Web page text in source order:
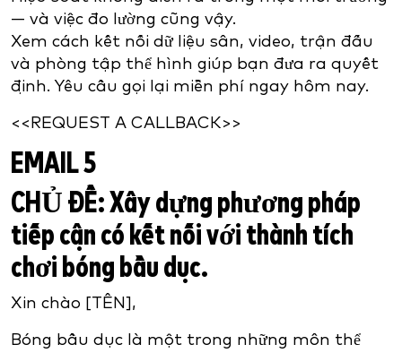
— và việc đo lường cũng vậy.
Xem cách kết nối dữ liệu sân, video, trận đấu
và phòng tập thể hình giúp bạn đưa ra quyết
định. Yêu cầu gọi lại miễn phí ngay hôm nay.
<<REQUEST A CALLBACK>>
EMAIL 5
CHỦ ĐỀ:Xây dựng phương pháp
tiếp cận có kết nối với thành tích
chơi bóng bầu dục.
Xin chào [TÊN],
Bóng bầu dục là một trong những môn thể